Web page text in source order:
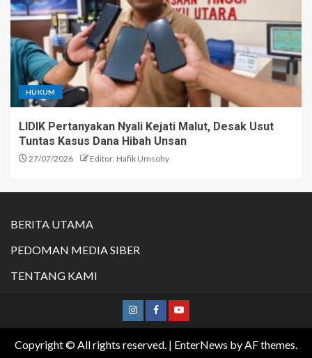
HUKUM
LIDIK Pertanyakan Nyali Kejati Malut, Desak Usut
Tuntas Kasus Dana Hibah Unsan
27/07/2026 Editor: Hafik Umsohy
BERITA UTAMA
PEDOMAN MEDIA SIBER
TENTANG KAMI
Copyright © All rights reserved. | EnterNews by AF themes.